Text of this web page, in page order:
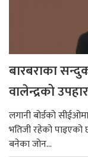
बारबराका
वालेन्द्रको
लगानी बोर्डको
भतिजी रहेको
बनेका जोन...